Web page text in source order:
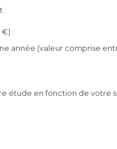
:
€)
année (valeur comprise
étude en fonction de votre